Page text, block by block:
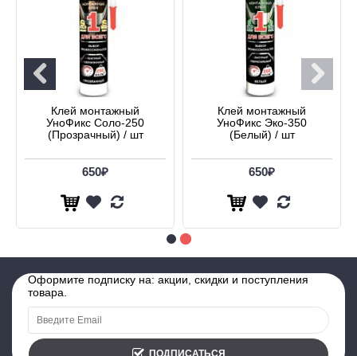
Клей монтажный
УноФикс Соло-250
(Прозрачный) / шт
650₽
Клей монтажный
УноФикс Эко-350
(Белый) / шт
650₽
Оформите подписку на: акции, скидки и поступления
товара.
ПОДПИСАТЬСЯ